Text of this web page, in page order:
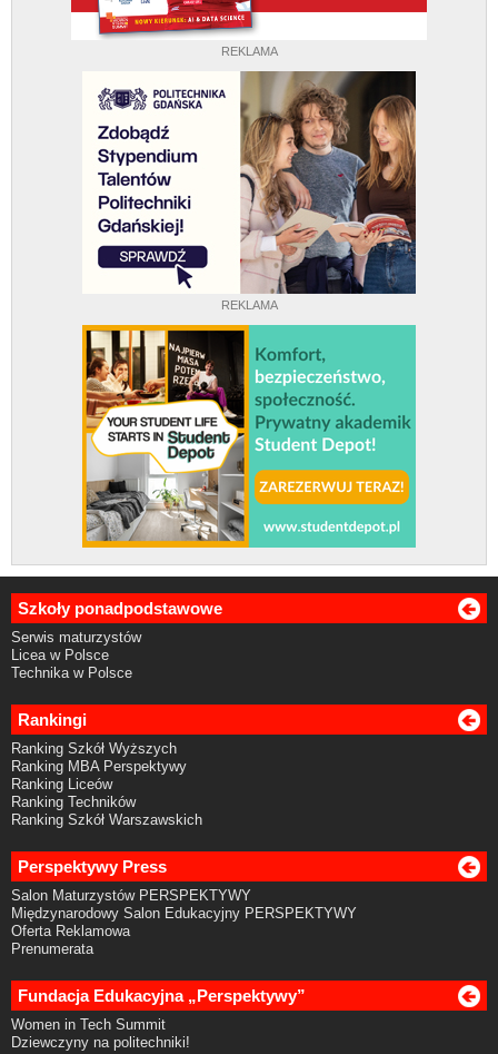
REKLAMA
REKLAMA
Szkoły ponadpodstawowe
Serwis maturzystów
Licea w Polsce
Technika w Polsce
Rankingi
Ranking Szkół Wyższych
Ranking MBA Perspektywy
Ranking Liceów
Ranking Techników
Ranking Szkół Warszawskich
Perspektywy Press
Salon Maturzystów PERSPEKTYWY
Międzynarodowy Salon Edukacyjny PERSPEKTYWY
Oferta Reklamowa
Prenumerata
Fundacja Edukacyjna „Perspektywy”
Women in Tech Summit
Dziewczyny na politechniki!